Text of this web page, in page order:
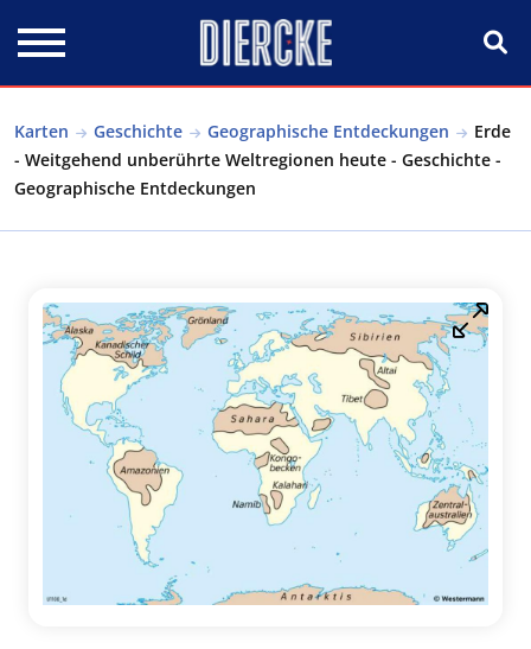
Karten Geschichte Geographische Entdeckungen
Erde
- Weitgehend unberührte Weltregionen heute - Geschichte -
Geographische Entdeckungen